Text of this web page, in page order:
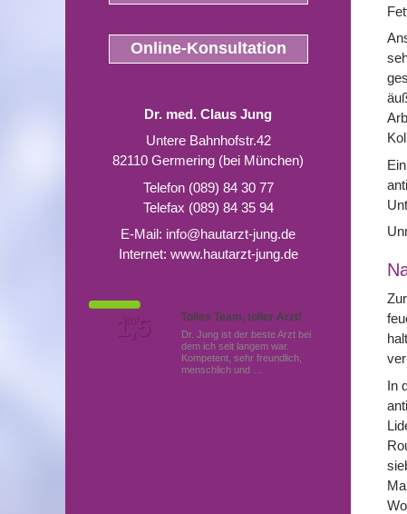
Online-Konsultation
Dr. med. Claus Jung
Untere Bahnhofstr.42
82110 Germering (bei München)
Telefon (089) 84 30 77
Telefax (089) 84 35 94
E-Mail: info@hautarzt-jung.de
Internet: www.hautarzt-jung.de
Tolles Team, toller Arzt!
Dr. Jung ist der beste Arzt bei
dem ich seit langem war.
Kompetent, sehr freundlich,
menschlich und …
Von Patienten
bewertet mit
Note
1,5
In